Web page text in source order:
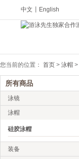
中文 English
您当前的位置： 首页 > 泳帽 >
所有商品
泳镜
泳帽
硅胶泳帽
装备